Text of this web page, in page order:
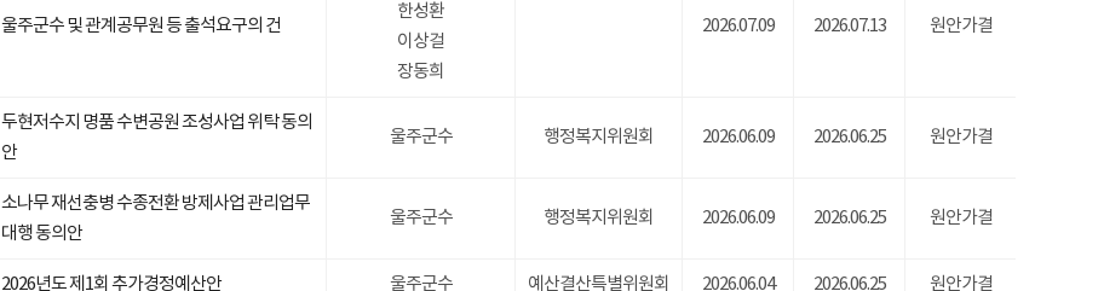
울주군수 및 관계공무원 등 출석요구의 건
한성환
이상걸
장동희
2026.07.09 2026.07.13 원안가결
두현저수지 명품 수변공원 조성사업 위탁 동의
안
울주군수 행정복지위원회 2026.06.09 2026.06.25 원안가결
소나무 재선충병 수종전환 방제사업 관리업무
대행 동의안
울주군수 행정복지위원회 2026.06.09 2026.06.25 원안가결
2026년도 제1회 추가경정예산안 울주군수 예산결산특별위원회 2026.06.04 2026.06.25 원안가결